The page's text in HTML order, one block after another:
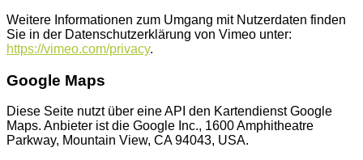
Weitere Informationen zum Umgang mit Nutzerdaten finden
Sie in der Datenschutzerklärung von Vimeo unter:
https://vimeo.com/privacy.
Google Maps
Diese Seite nutzt über eine API den Kartendienst Google
Maps. Anbieter ist die Google Inc., 1600 Amphitheatre
Parkway, Mountain View, CA 94043, USA.